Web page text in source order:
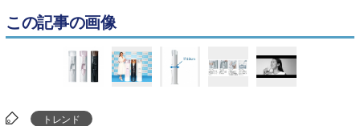
この記事の画像
トレンド